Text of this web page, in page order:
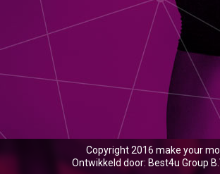
Copyright 2016 make your
Ontwikkeld door: Best4u Group